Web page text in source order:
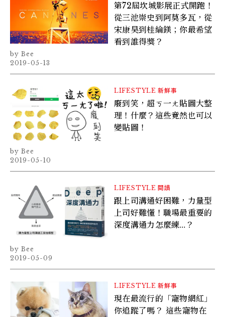
第72屆坎城影展正式開跑！
從三池崇史到阿莫多瓦，從
宋康昊到桂綸鎂；你最希望
看到誰得獎？
Bee
2019-05-13
LIFESTYLE 新鮮事
廢到笑，超ㄎ一ㄤ貼圖大整
理！什麼？這些竟然也可以
變貼圖！
Bee
2019-05-10
LIFESTYLE 閱讀
跟上司溝通好困難，力量型
上司好難懂！職場最重要的
深度溝通力怎麼練…？
Bee
2019-05-09
LIFESTYLE 新鮮事
現在最流行的「寵物網紅」
你追蹤了嗎？ 這些寵物在